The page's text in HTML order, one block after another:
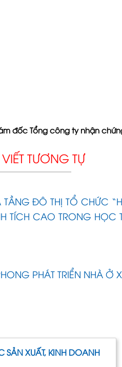
đốc Tổng công ty nhận
TƯƠNG TỰ
ĐÔ THỊ TỔ CHỨC
TÍCH CAO TRONG
PHÁT TRIỂN NHÀ Ở
SẢN XUẤT, KINH DOANH